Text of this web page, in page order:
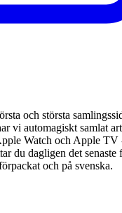
och största
vi automagiskt samlat
Watch och Apple TV
du dagligen det senaste
och på svenska.